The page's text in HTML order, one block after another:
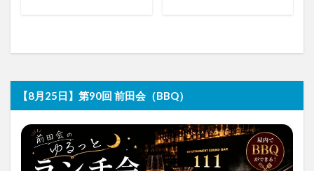
【8月25日】第90回 前田会（BBQ）